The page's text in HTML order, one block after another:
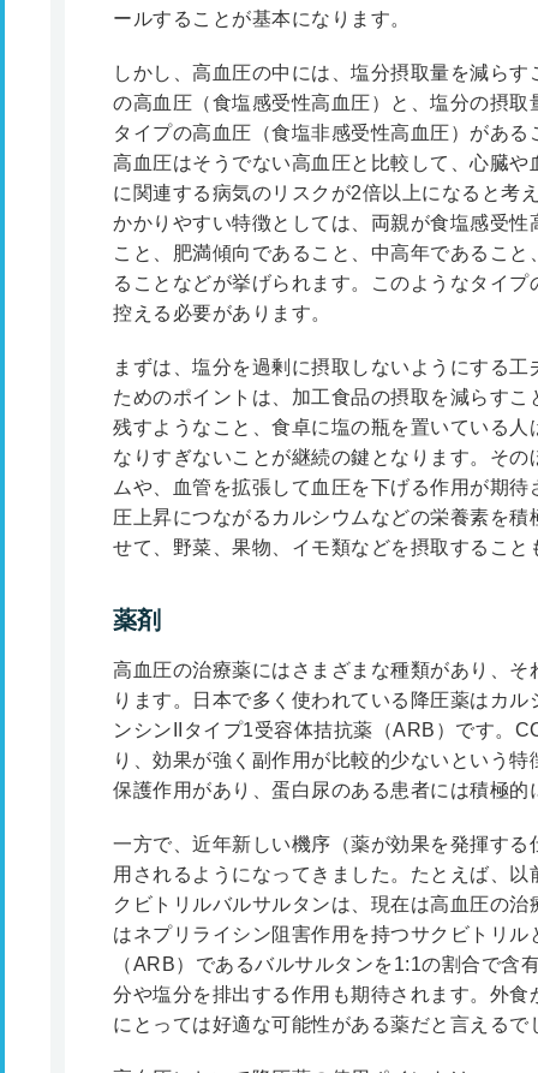
ールすることが基本になります。
しかし、高血圧の中には、塩分摂取量を減ら
の高血圧（食塩感受性高血圧）と、塩分の摂
タイプの高血圧（食塩非感受性高血圧）があ
高血圧はそうでない高血圧と比較して、心臓
に関連する病気のリスクが2倍以上になると考
かかりやすい特徴としては、両親が食塩感受
こと、肥満傾向であること、中高年であるこ
ることなどが挙げられます。このようなタイ
控える必要があります。
まずは、塩分を過剰に摂取しないようにする
ためのポイントは、加工食品の摂取を減らす
残すようなこと、食卓に塩の瓶を置いている
なりすぎないことが継続の鍵となります。そ
ムや、血管を拡張して血圧を下げる作用が期
圧上昇につながるカルシウムなどの栄養素を
せて、野菜、果物、イモ類などを摂取すること
薬剤
高血圧の治療薬にはさまざまな種類があり、
ります。日本で多く使われている降圧薬はカ
ンシンIIタイプ1受容体拮抗薬（ARB）です。
り、効果が強く副作用が比較的少ないという
保護作用があり、蛋白尿のある患者には積極的
一方で、近年新しい機序（薬が効果を発揮す
用されるようになってきました。たとえば、
クビトリルバルサルタンは、現在は高血圧の
はネプリライシン阻害作用を持つサクビトリ
（ARB）であるバルサルタンを1:1の割合で含
分や塩分を排出する作用も期待されます。外
にとっては好適な可能性がある薬だと言えるで